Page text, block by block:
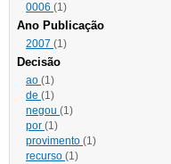
0006 (1)
Ano Publicação
2007 (1)
Decisão
ao (1)
de (1)
negou (1)
por (1)
provimento (1)
recurso (1)